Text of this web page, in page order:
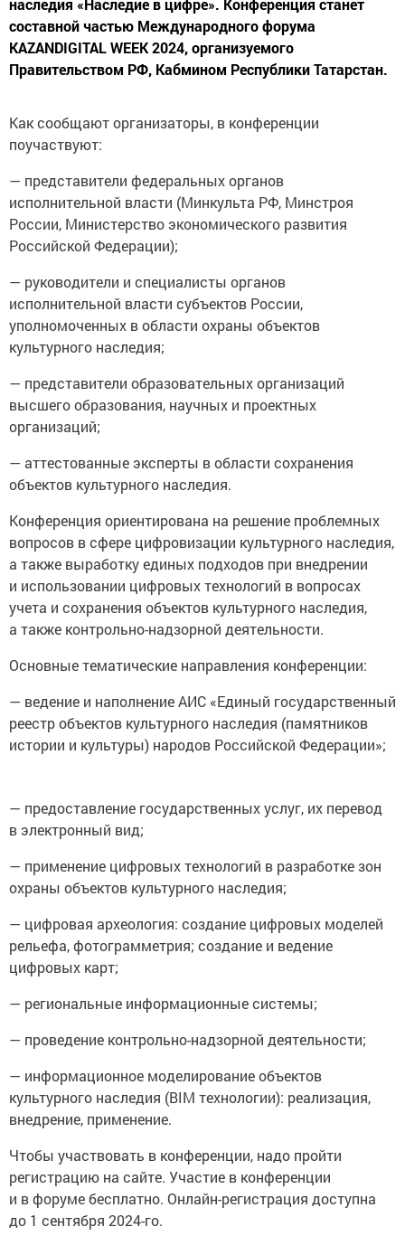
составной частью Международного форума
KAZANDIGITAL WEEK 2024, организуемого
Правительством РФ, Кабмином Республики Татарстан.
Как сообщают организаторы, в конференции
поучаствуют:
— представители федеральных органов
исполнительной власти (Минкульта РФ, Минстроя
России, Министерство экономического развития
Российской Федерации);
— руководители и специалисты органов
исполнительной власти субъектов России,
уполномоченных в области охраны объектов
культурного наследия;
— представители образовательных организаций
высшего образования, научных и проектных
организаций;
— аттестованные эксперты в области сохранения
объектов культурного наследия.
Конференция ориентирована на решение проблемных
вопросов в сфере цифровизации культурного наследия,
а также выработку единых подходов при внедрении
и использовании цифровых технологий в вопросах
учета и сохранения объектов культурного наследия,
а также контрольно-надзорной деятельности.
Основные тематические направления конференции:
— ведение и наполнение АИС «Единый государственный
реестр объектов культурного наследия (памятников
истории и культуры) народов Российской Федерации»;
— предоставление государственных услуг, их перевод
в электронный вид;
— применение цифровых технологий в разработке зон
охраны объектов культурного наследия;
— цифровая археология: создание цифровых моделей
рельефа, фотограмметрия; создание и ведение
цифровых карт;
— региональные информационные системы;
— проведение контрольно-надзорной деятельности;
— информационное моделирование объектов
культурного наследия (BIM технологии): реализация,
внедрение, применение.
Чтобы участвовать в конференции, надо пройти
регистрацию на сайте. Участие в конференции
и в форуме бесплатно. Онлайн-регистрация доступна
до 1 сентября 2024-го.